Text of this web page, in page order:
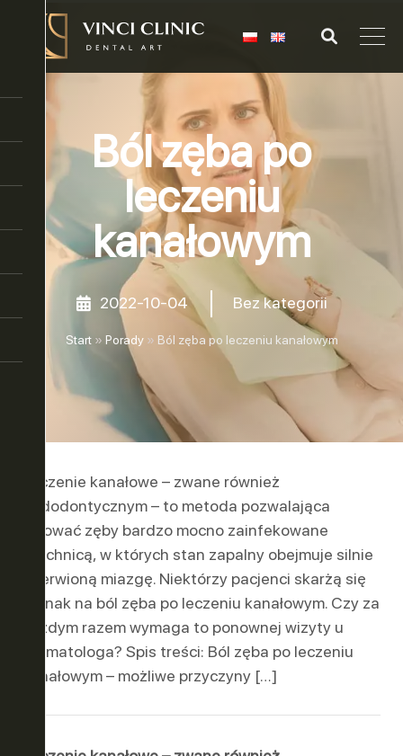
Ból zęba po
leczeniu
kanałowym
2022-10-04 Bez kategorii
Start» Porady» Ból zęba po leczeniu kanałowym
Leczenie kanałowe – zwane również
endodontycznym – to metoda pozwalająca
ratować zęby bardzo mocno zainfekowane
próchnicą, w których stan zapalny obejmuje silnie
unerwioną miazgę. Niektórzy pacjenci skarżą się
jednak na ból zęba po leczeniu kanałowym. Czy za
każdym razem wymaga to ponownej wizyty u
stomatologa? Spis treści: Ból zęba po leczeniu
kanałowym – możliwe przyczyny […]